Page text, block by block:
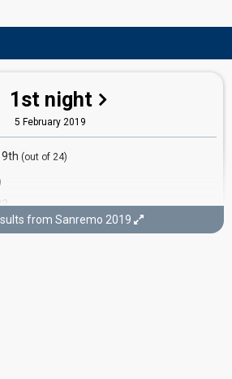
1st night
5 February 2019
(out of 24)
from Sanremo 2019